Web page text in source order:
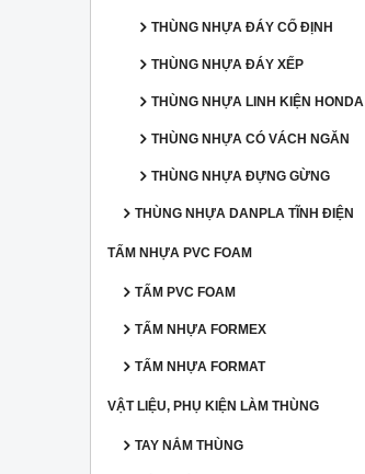
THÙNG NHỰA ĐÁY CỐ ĐỊNH
THÙNG NHỰA ĐÁY XẾP
THÙNG NHỰA LINH KIỆN HONDA
THÙNG NHỰA CÓ VÁCH NGĂN
THÙNG NHỰA ĐỰNG GỪNG
THÙNG NHỰA DANPLA TĨNH ĐIỆN
TẤM NHỰA PVC FOAM
TẤM PVC FOAM
TẤM NHỰA FORMEX
TẤM NHỰA FORMAT
VẬT LIỆU, PHỤ KIỆN LÀM THÙNG
TAY NẮM THÙNG